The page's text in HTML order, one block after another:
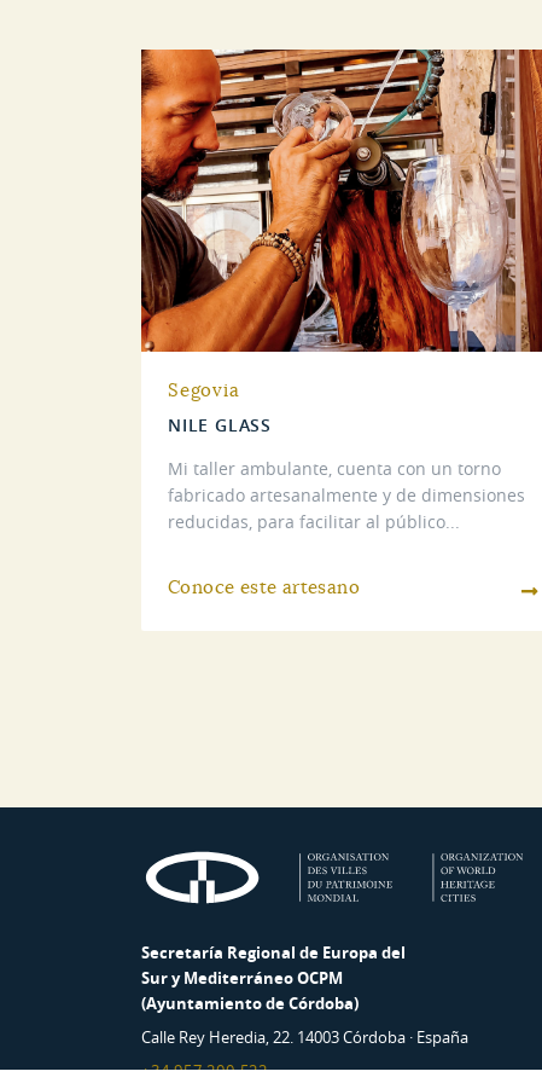
Segovia
NILE GLASS
Mi taller ambulante, cuenta con un torno
fabricado artesanalmente y de dimensiones
reducidas, para facilitar al público...
Conoce este artesano
Secretaría Regional de Europa del
Sur y Mediterráneo OCPM
(Ayuntamiento de Córdoba)
Calle Rey Heredia, 22. 14003 Córdoba · España
+34 957 200 522